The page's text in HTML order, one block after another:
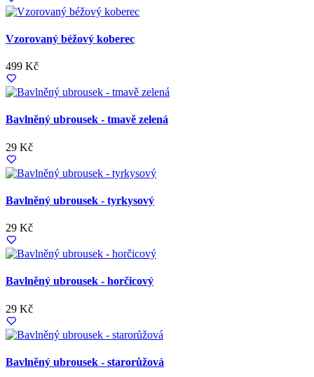
Vzorovaný béžový koberec
499 Kč
Bavlněný ubrousek - tmavě zelená
29 Kč
Bavlněný ubrousek - tyrkysový
29 Kč
Bavlněný ubrousek - horčicový
29 Kč
Bavlněný ubrousek - starorůžová